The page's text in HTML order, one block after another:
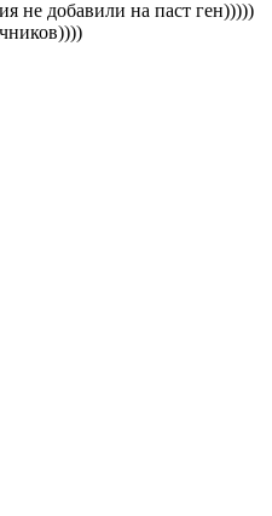
не добавили на паст ген)))))